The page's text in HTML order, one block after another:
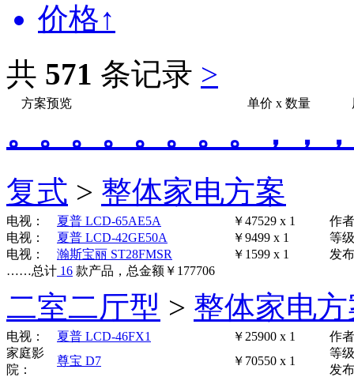
价格↑
共 571 条记录 >
方案预览 单价 x数量
。。。。。。。。，，
复式 > 整体家电方案
电视： 夏普 LCD-65AE5A
￥47529 x 1
电视：
夏普 LCD-42GE50A
￥9499 x 1
电视：
瀚斯宝丽 ST28FMSR
￥1599 x 1
……总计 16 款产品，总金额 ￥ 177706
作
等
发
二室二厅型 > 整体家电
电视： 夏普 LCD-46FX1
￥25900 x 1
家庭影
院：
尊宝 D7
￥70550 x 1
作
等
发